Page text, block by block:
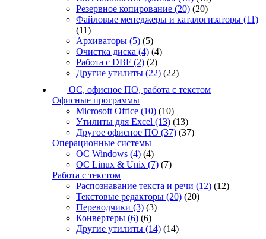
Резервное копирование (20) (20)
Файловые менеджеры и каталогизаторы (11)
(11)
Архиваторы (5) (5)
Очистка диска (4) (4)
Работа с DBF (2) (2)
Другие утилиты (22) (22)
ОС, офисное ПО, работа с текстом
Офисные программы
Microsoft Office (10) (10)
Утилиты для Excel (13) (13)
Другое офисное ПО (37) (37)
Операционные системы
ОС Windows (4) (4)
ОС Linux & Unix (7) (7)
Работа с текстом
Распознавание текста и речи (12) (12)
Текстовые редакторы (20) (20)
Переводчики (3) (3)
Конвертеры (6) (6)
Другие утилиты (14) (14)